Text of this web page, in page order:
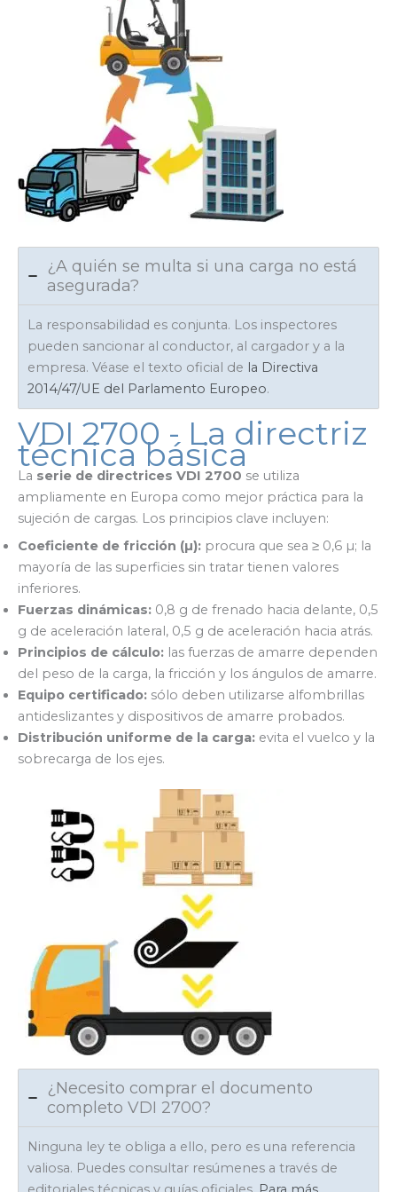
¿A quién se multa si una carga no está
asegurada?
La responsabilidad es conjunta. Los inspectores
pueden sancionar al conductor, al cargador y a la
empresa. Véase el texto oficial de la Directiva
2014/47/UE del Parlamento Europeo.
VDI 2700 - La directriz
técnica básica
La serie de directrices VDI 2700 se utiliza
ampliamente en Europa como mejor práctica para la
sujeción de cargas. Los principios clave incluyen:
Coeficiente de fricción (µ): procura que sea ≥ 0,6 µ; la
mayoría de las superficies sin tratar tienen valores
inferiores.
Fuerzas dinámicas: 0,8 g de frenado hacia delante, 0,5
g de aceleración lateral, 0,5 g de aceleración hacia atrás.
Principios de cálculo: las fuerzas de amarre dependen
del peso de la carga, la fricción y los ángulos de amarre.
Equipo certificado: sólo deben utilizarse alfombrillas
antideslizantes y dispositivos de amarre probados.
Distribución uniforme de la carga: evita el vuelco y la
sobrecarga de los ejes.
¿Necesito comprar el documento
completo VDI 2700?
Ninguna ley te obliga a ello, pero es una referencia
valiosa. Puedes consultar resúmenes a través de